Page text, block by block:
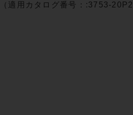
（適用カタログ番号：:3753-